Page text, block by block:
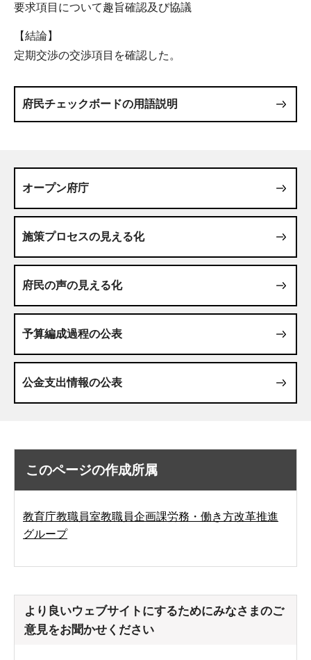
要求項目について趣旨確認及び協議
【結論】
定期交渉の交渉項目を確認した。
府民チェックボードの用語説明
オープン府庁
施策プロセスの見える化
府民の声の見える化
予算編成過程の公表
公金支出情報の公表
このページの作成所属
教育庁教職員室教職員企画課労務・働き方改革推進
グループ
より良いウェブサイトにするためにみなさまのご
意見をお聞かせください